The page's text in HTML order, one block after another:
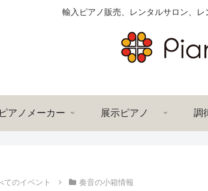
輸入ピアノ販売、レンタルサロン、
ピアノメーカー 展示ピアノ 調
てのイベント 奏音の小箱情報